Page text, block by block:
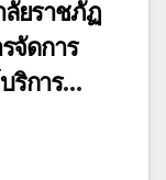
ลัยราชภัฏ
จัดการ
ริการ
ง